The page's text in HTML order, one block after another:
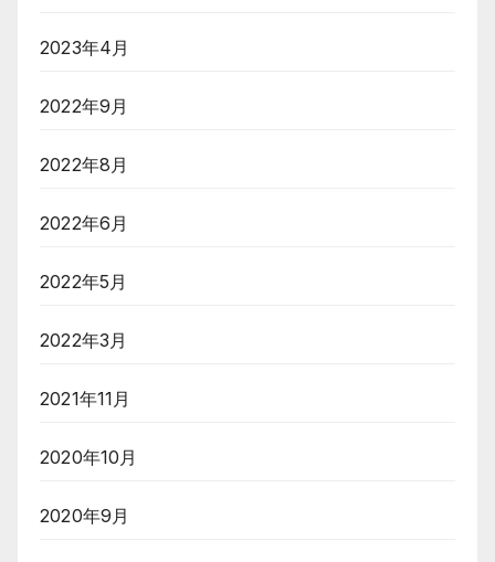
2023年4月
2022年9月
2022年8月
2022年6月
2022年5月
2022年3月
2021年11月
2020年10月
2020年9月